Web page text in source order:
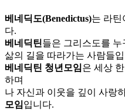
베네딕도(Benedictus)는 라틴
다.
베네딕틴들은 그리스도를 누
삶의 길을 따라가는 사람들
베네딕틴 청년모임은 세상
하며
나 자신과 이웃을 깊이 사랑
모임입니다.